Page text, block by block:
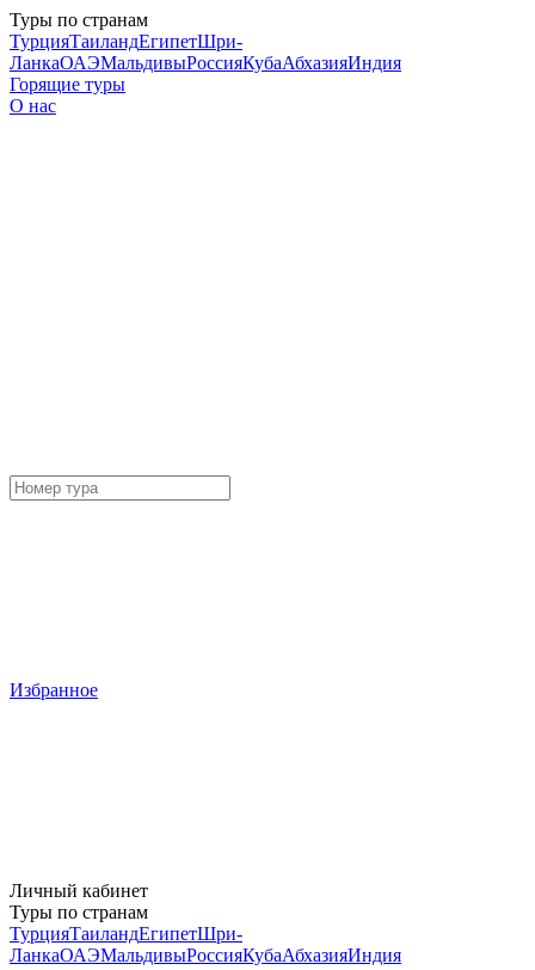
Туры по странам
ТурцияТаиландЕгипетШри-
ЛанкаОАЭМальдивыРоссияКубаАбхазияИндия
Горящие туры
О нас
Избранное
Личный кабинет
Туры по странам
ТурцияТаиландЕгипетШри-
ЛанкаОАЭМальдивыРоссияКубаАбхазияИндия